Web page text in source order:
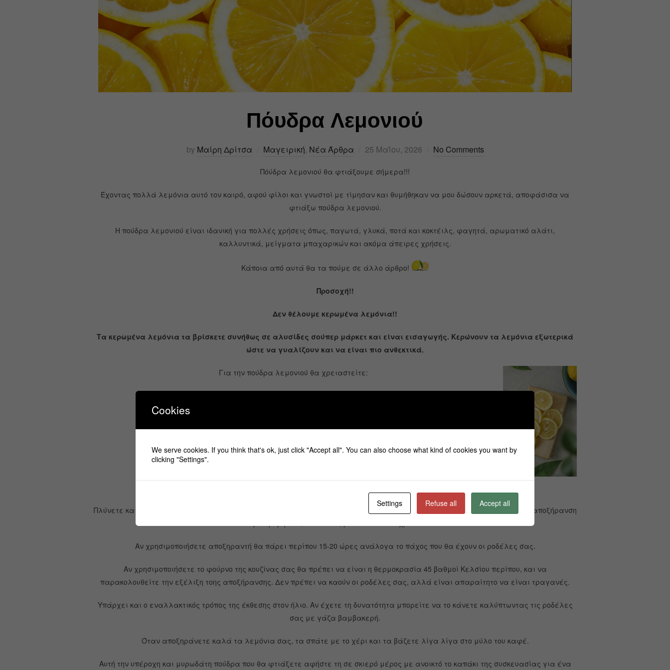
Πόυδρα Λεμονιού
by Μαίρη Δρίτσα Μαγειρική, Νέα Άρθρα 25 Μαΐου, 2026 No Comments
Πόύδρα λεμονιού θα φτιάξουμε σήμερα!!!
Έχοντας πολλά λεμόνια αυτό τον καιρό, αφού φίλοι και γνωστοί με τίμησαν και θυμήθηκαν να μου δώσουν αρκετά, αποφάσισα να
φτιάξω πούδρα λεμονιού.
Η πούδρα λεμονιού είναι ιδανική για πολλές χρήσεις όπως, παγωτά, γλυκά, ποτά και κοκτέιλς, φαγητά, αρωματικό αλάτι,
καλλυντικά, μείγματα μπαχαρικών και ακόμα άπειρες χρήσεις.
Κάποια από αυτά θα τα πούμε σε άλλο άρθρο!
Προσοχή!!
Δεν θέλουμε κερωμένα λεμόνια!!
Τα κερωμένα λεμόνια τα βρίσκετε συνήθως σε αλυσίδες σούπερ μάρκετ και είναι εισαγωγής. Κερώνουν τα λεμόνια εξωτερικά
ώστε να γυαλίζουν και να είναι πιο ανθεκτικά.
Για την πούδρα λεμονιού θα χρειαστείτε:
Πλύνετε και σκουπίστε καλά τα λεμόνια. Κατόπιν κόψτε τα σε ροδέλες σχεδόν ιδίου μεγέθους και πάχους ώστε να γίνει η αποξήρανση
Αν χρησιμοποιήσετε αποξηραντή θα πάρει περίπου 15-20 ώρες ανάλογα το πάχος που θα έχουν οι ροδέλες σας.
Αν χρησιμοποιήσετε το φούρνο της κουζίνας σας θα πρέπει να είναι η θερμοκρασία 45 βαθμοί Κελσίου περίπου, και να
παρακολουθείτε την εξέλιξη τοης αποξήρανσης. Δεν πρέπει να καούν οι ροδέλες σας, αλλά είναι απαραίτητο να είναι τραγανές.
Υπάρχει και ο εναλλακτικός τρόπος της έκθεσης στον ήλιο. Αν έχετε τη δυνατότητα μπορείτε να το κάνετε καλύπτωντας τις ροδέλες
σας με γάζα βαμβακερή.
Όταν αποξηράνετε καλά τα λεμόνια σας, τα σπάτε με το χέρι και τα βάζετε λίγα λίγα στο μύλο του καφέ.
Αυτή την υπέροχη και μυρωδάτη πούδρα που θα φτιάξετε αφήστε τη σε σκιερό μέρος με ανοικτό το καπάκι της συσκευασίας για ένα
Cookies
We serve cookies. If you think that's ok, just click "Accept all". You can also choose what kind of cookies you want by
clicking "Settings".
Settings Refuse all Accept all